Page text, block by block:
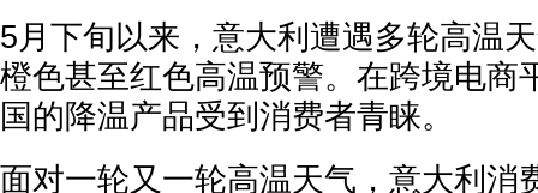
5月下旬以来，意大利遭遇多轮高温
橙色甚至红色高温预警。在跨境电商
国的降温产品受到消费者青睐。
面对一轮又一轮高温天气，意大利消